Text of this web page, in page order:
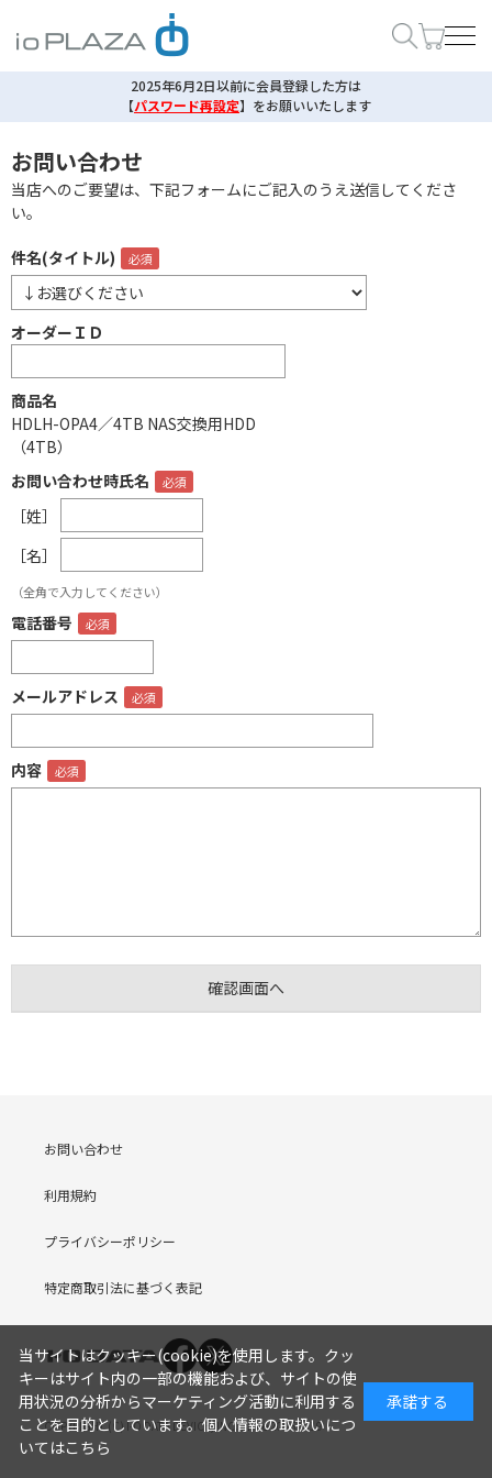
2025年6月2日以前に会員登録した方は
【パスワード再設定】 をお願いいたします
お問い合わせ
当店へのご要望は、下記フォームにご記入のうえ送信してくださ
い。
件名(タイトル)
オーダーＩＤ
商品名
HDLH-OPA4／4TB NAS交換用HDD
（4TB）
お問い合わせ時氏名
［姓］
［名］
（全角で入力してください）
電話番号
メールアドレス
内容
お問い合わせ
利用規約
プライバシーポリシー
特定商取引法に基づく表記
COPYRIGHT (C) I-O DATA DEVICE, INC. Since 2005.9.19
当サイトはクッキー(cookie)を使用します。クッ
キーはサイト内の一部の機能および、サイトの使
用状況の分析からマーケティング活動に利用する
ことを目的としています。個人情報の取扱いにつ
いてはこちら
承諾する